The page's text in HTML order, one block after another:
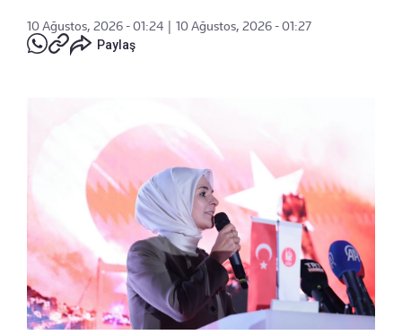
10 Ağustos, 2026 - 01:24
10 Ağustos, 2026 - 01:27
Paylaş